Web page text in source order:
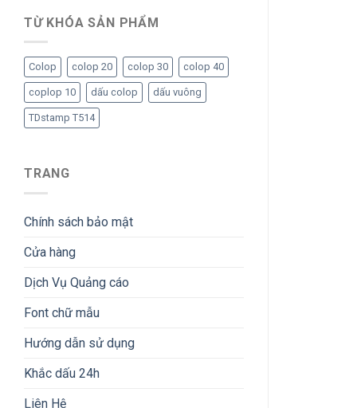
TỪ KHÓA SẢN PHẨM
Colop colop 20 colop 30 colop 40
coplop 10 dấu colop dấu vuông
TDstamp T514
TRANG
Chính sách bảo mật
Cửa hàng
Dịch Vụ Quảng cáo
Font chữ mẫu
Hướng dẫn sử dụng
Khắc dấu 24h
Liên Hệ